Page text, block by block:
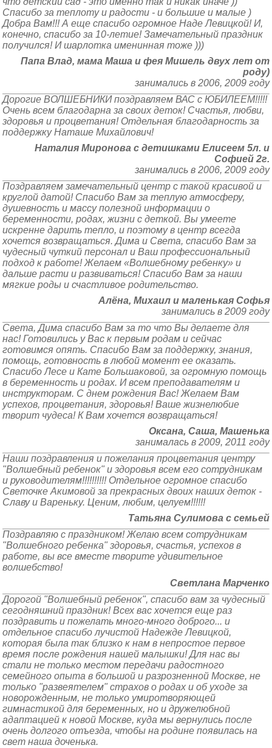
Спасибо за теплоту и радости - и большие и малые )
Добра Вам!!! А еще спасибо огромное Наде Левицкой! И,
конечно, спасибо за 10-летие! Замечательный праздник
получился! И шарлотка именинная тоже )))
Папа Влад, мама Маша и фея Мишель двух лет от
роду)
занимались в 2006, 2009 году
Дорогие ВОЛШЕБНИКИ поздравляем ВАС с ЮБИЛЕЕМ!!!!!
Очень всем благодарна за своих деток! Счастья, любви,
здоровья и процветания! Отдельная благодарность за
поддержку Наташе Михайлович!
Наталия Миронова с детишками Елисеем 5л. и
Софией 2г.
занимались в 2006, 2009 году
Поздравляем замечательный центр с такой красивой и
круглой датой! Спасибо Вам за теплую атмосферу,
душевность и массу полезной информации о
беременности, родах, жизни с деткой. Вы умеете
искренне дарить тепло, и поэтому в центр всегда
хочется возвращаться. Дима и Света, спасибо Вам за
чудесный чуткий персонал и Ваш профессиональный
подход к работе! Желаем «Волшебному ребенку» и
дальше расти и развиваться! Спасибо Вам за наши
мягкие роды и счастливое родительство.
Алёна, Михаил и маленькая Софья
занимались в 2009 году
Света, Дима спасибо Вам за то что Вы делаете для
нас! Готовились у Вас к первым родам и сейчас
готовимся опять. Спасибо Вам за поддержку, знания,
помощь, готовность в любой момент ее оказать.
Спасибо Лесе и Кате Большаковой, за огромную помощь
в беременность и родах. И всем преподавателям и
инструкторам. С днем рождения Вас! Желаем Вам
успехов, процветания, здоровья! Ваше жизнелюбие
творит чудеса! К Вам хочется возвращаться!
Оксана, Саша, Машенька
занималась в 2009, 2011 году
Наши поздравления и пожелания процветания центру
"Волшебный ребенок" и здоровья всем его сотрудникам
и руководителям!!!!!!!!!! Отдельное огромное спасибо
Светочке Акимовой за прекрасных двоих наших деток -
Славу и Вареньку. Ценим, любим, целуем!!!!!!
Татьяна Сулимова с семьей
Поздравляю с праздником! Желаю всем сотрудникам
"Волшебного ребенка" здоровья, счастья, успехов в
работе, вы все вместе творите удивительное
волшебство!
Светлана Марченко
Дорогой "Волшебный ребенок", спасибо вам за чудесный
сегодняшний праздник! Всех вас хочется еще раз
поздравить и пожелать много-много доброго... и
отдельное спасибо лучистой Надежде Левицкой,
которая была так близко к нам в непростое первое
время после рождения нашей малышки! Для нас вы
стали не только местом передачи радостного
семейного опыта в большой и разрозненной Москве, не
только "развеятелем" страхов о родах и об уходе за
новорожденным, не только умиротворяющей
гимнастикой для беременных, но и дружелюбной
адаптацией к новой Москве, куда мы вернулись после
очень долгого отъезда, чтобы на родине появилась на
свет наша доченька.